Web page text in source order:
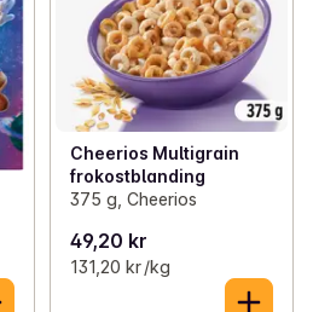
Cheerios Multigrain
frokostblanding
375 g, Cheerios
49,20 kr
131,20 kr /kg